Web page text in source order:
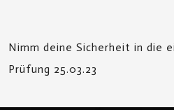
Nimm deine Sicherheit in die
Prüfung 25.03.23